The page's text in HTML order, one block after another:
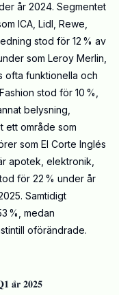
år 2024. Segmentet
ICA, Lidl, Rewe,
stod för 12 % av
som Leroy Merlin,
ofta funktionella och
stod för 10 %,
belysning,
ett område som
som El Corte Inglés
apotek, elektronik,
för 22 % under år
Samtidigt
%, medan
oförändrade.
𝐚̊𝐫 𝟐𝟎𝟐𝟓